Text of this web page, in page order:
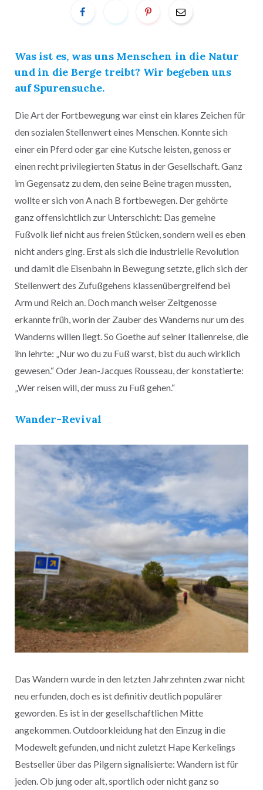
Was ist es, was uns Menschen in die Natur
und in die Berge treibt? Wir begeben uns
auf Spurensuche.
Die Art der Fortbewegung war einst ein klares Zeichen für
den sozialen Stellenwert eines Menschen. Konnte sich
einer ein Pferd oder gar eine Kutsche leisten, genoss er
einen recht privilegierten Status in der Gesellschaft. Ganz
im Gegensatz zu dem, den seine Beine tragen mussten,
wollte er sich von A nach B fortbewegen. Der gehörte
ganz offensichtlich zur Unterschicht: Das gemeine
Fußvolk lief nicht aus freien Stücken, sondern weil es eben
nicht anders ging. Erst als sich die industrielle Revolution
und damit die Eisenbahn in Bewegung setzte, glich sich der
Stellenwert des Zufußgehens klassenübergreifend bei
Arm und Reich an. Doch manch weiser Zeitgenosse
erkannte früh, worin der Zauber des Wanderns nur um des
Wanderns willen liegt. So Goethe auf seiner Italienreise, die
ihn lehrte: „Nur wo du zu Fuß warst, bist du auch wirklich
gewesen.“ Oder Jean-Jacques Rousseau, der konstatierte:
„Wer reisen will, der muss zu Fuß gehen.“
Wander-Revival
Das Wandern wurde in den letzten Jahrzehnten zwar nicht
neu erfunden, doch es ist definitiv deutlich populärer
geworden. Es ist in der gesellschaftlichen Mitte
angekommen. Outdoorkleidung hat den Einzug in die
Modewelt gefunden, und nicht zuletzt Hape Kerkelings
Bestseller über das Pilgern signalisierte: Wandern ist für
jeden. Ob jung oder alt, sportlich oder nicht ganz so